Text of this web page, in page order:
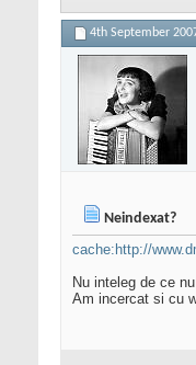
4th September
Neindexat?
cache:http://
Nu inteleg de ce
Am incercat si cu